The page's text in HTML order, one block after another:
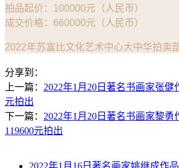
拍品起价：100000元（人民币）
成交价格：660000元（人民币）
2022年苏富比文化艺术中心大中华拍卖
分享到：
上一篇： 2022年1月20日著名书画家张健
元拍出
下一篇： 2022年1月20日著名书画家黎勇
119600元拍出
2022年1月16日著名画家姚继成作